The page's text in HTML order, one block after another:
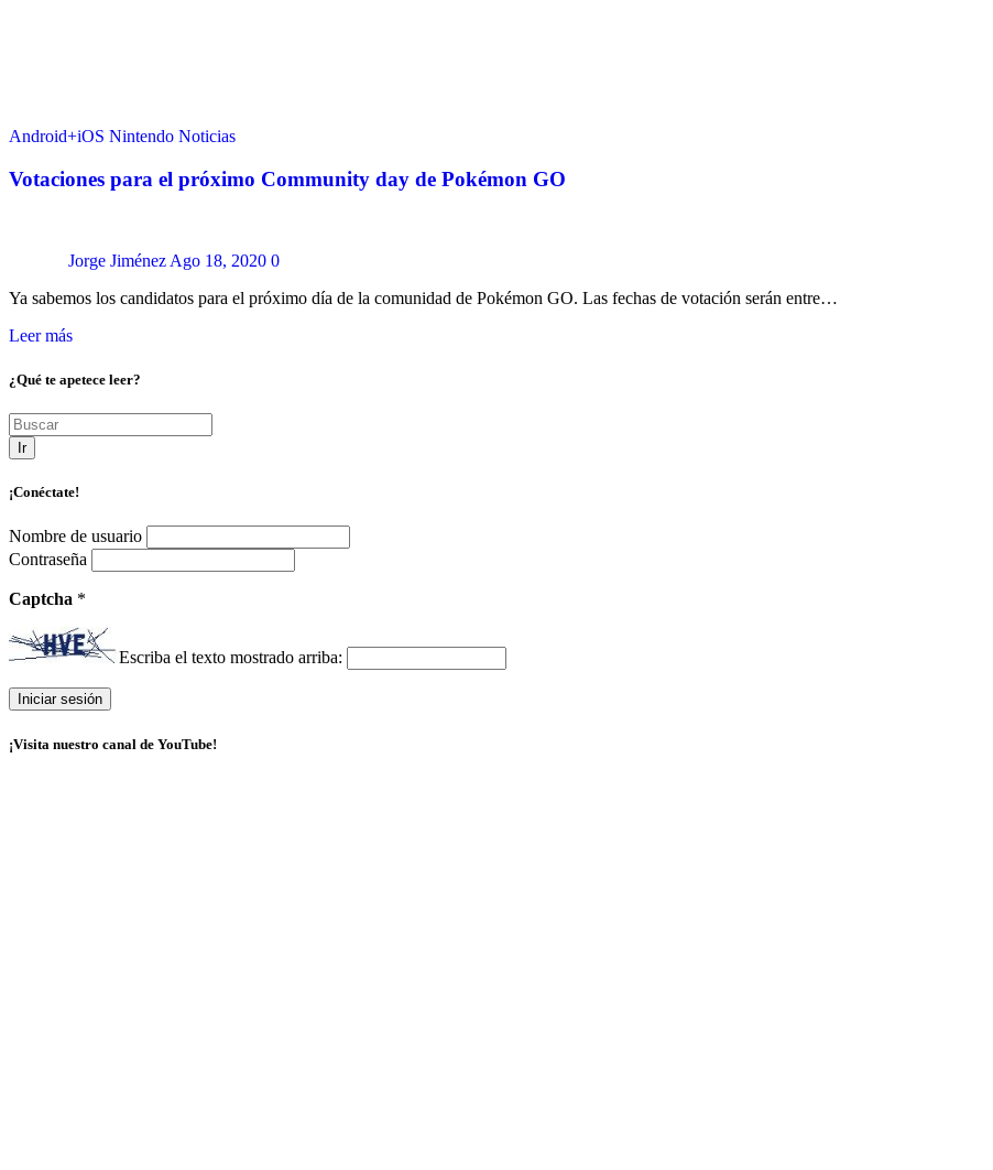
Android+iOS Nintendo Noticias
Votaciones para el próximo Community day de Pokémon GO
Jorge JiménezAgo 18, 2020 0
Ya sabemos los candidatos para el próximo día de la comunidad de Pokémon GO. Las fechas de votación serán entre…
Leer más
¿Qué te apetece leer?
Ir
¡Conéctate!
Nombre de usuario
Contraseña
Captcha *
Escriba el texto mostrado arriba:
¡Visita nuestro canal de YouTube!